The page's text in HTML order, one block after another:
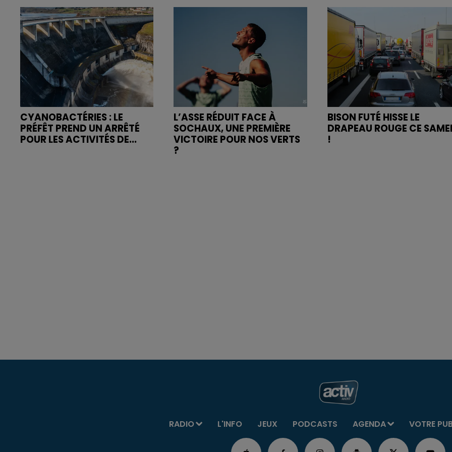
CYANOBACTÉRIES : LE
PRÉFÊT PREND UN ARRÊTÉ
POUR LES ACTIVITÉS DE...
L’ASSE RÉDUIT FACE À
SOCHAUX, UNE PREMIÈRE
VICTOIRE POUR NOS VERTS
?
BISON FUTÉ HISSE LE
DRAPEAU ROUGE CE
!
RADIO L'INFO JEUX PODCASTS AGENDA VOTRE